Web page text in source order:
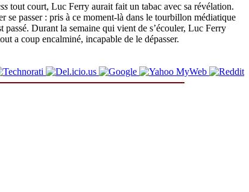
tout court, Luc Ferry aurait fait un tabac avec sa révélation.
passer : pris à ce moment-là dans le tourbillon médiatique
passé. Durant la semaine qui vient de s’écouler, Luc Ferry
a coup encalminé, incapable de le dépasser.